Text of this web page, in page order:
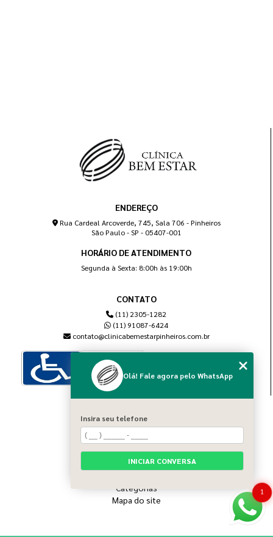
ENDEREÇO
Rua Cardeal Arcoverde, 745, Sala 706 - Pinheiros
São Paulo - SP - 05407-001
HORÁRIO DE ATENDIMENTO
Segunda à Sexta: 8:00h às 19:00h
CONTATO
(11) 2305-1282
(11) 91087-6424
contato@clinicabemestarpinheiros.com.br
Home
Sobre nós
Blog
Serviços
Categorias
Mapa do site
1
Olá! Fale agora pelo WhatsApp
Insira seu telefone
INICIAR CONVERSA